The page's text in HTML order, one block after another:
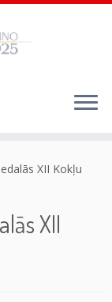
XII Kokļu
XII